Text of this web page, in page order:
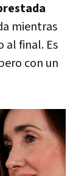
mientras
al final. Es
con un